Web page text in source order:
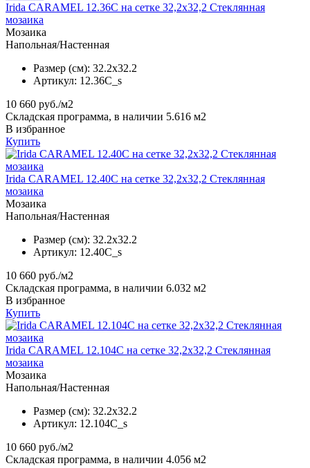
Irida CARAMEL 12.36C на сетке 32,2x32,2 Стеклянная
мозаика
Мозаика
Напольная/Настенная
Размер (см): 32.2x32.2
Артикул: 12.36C_s
10 660 руб./м2
Складская программа, в наличии 5.616 м2
В избранное
Купить
Irida CARAMEL 12.40C на сетке 32,2x32,2 Стеклянная
мозаика
Мозаика
Напольная/Настенная
Размер (см): 32.2x32.2
Артикул: 12.40C_s
10 660 руб./м2
Складская программа, в наличии 6.032 м2
В избранное
Купить
Irida CARAMEL 12.104C на сетке 32,2x32,2 Стеклянная
мозаика
Мозаика
Напольная/Настенная
Размер (см): 32.2x32.2
Артикул: 12.104C_s
10 660 руб./м2
Складская программа, в наличии 4.056 м2